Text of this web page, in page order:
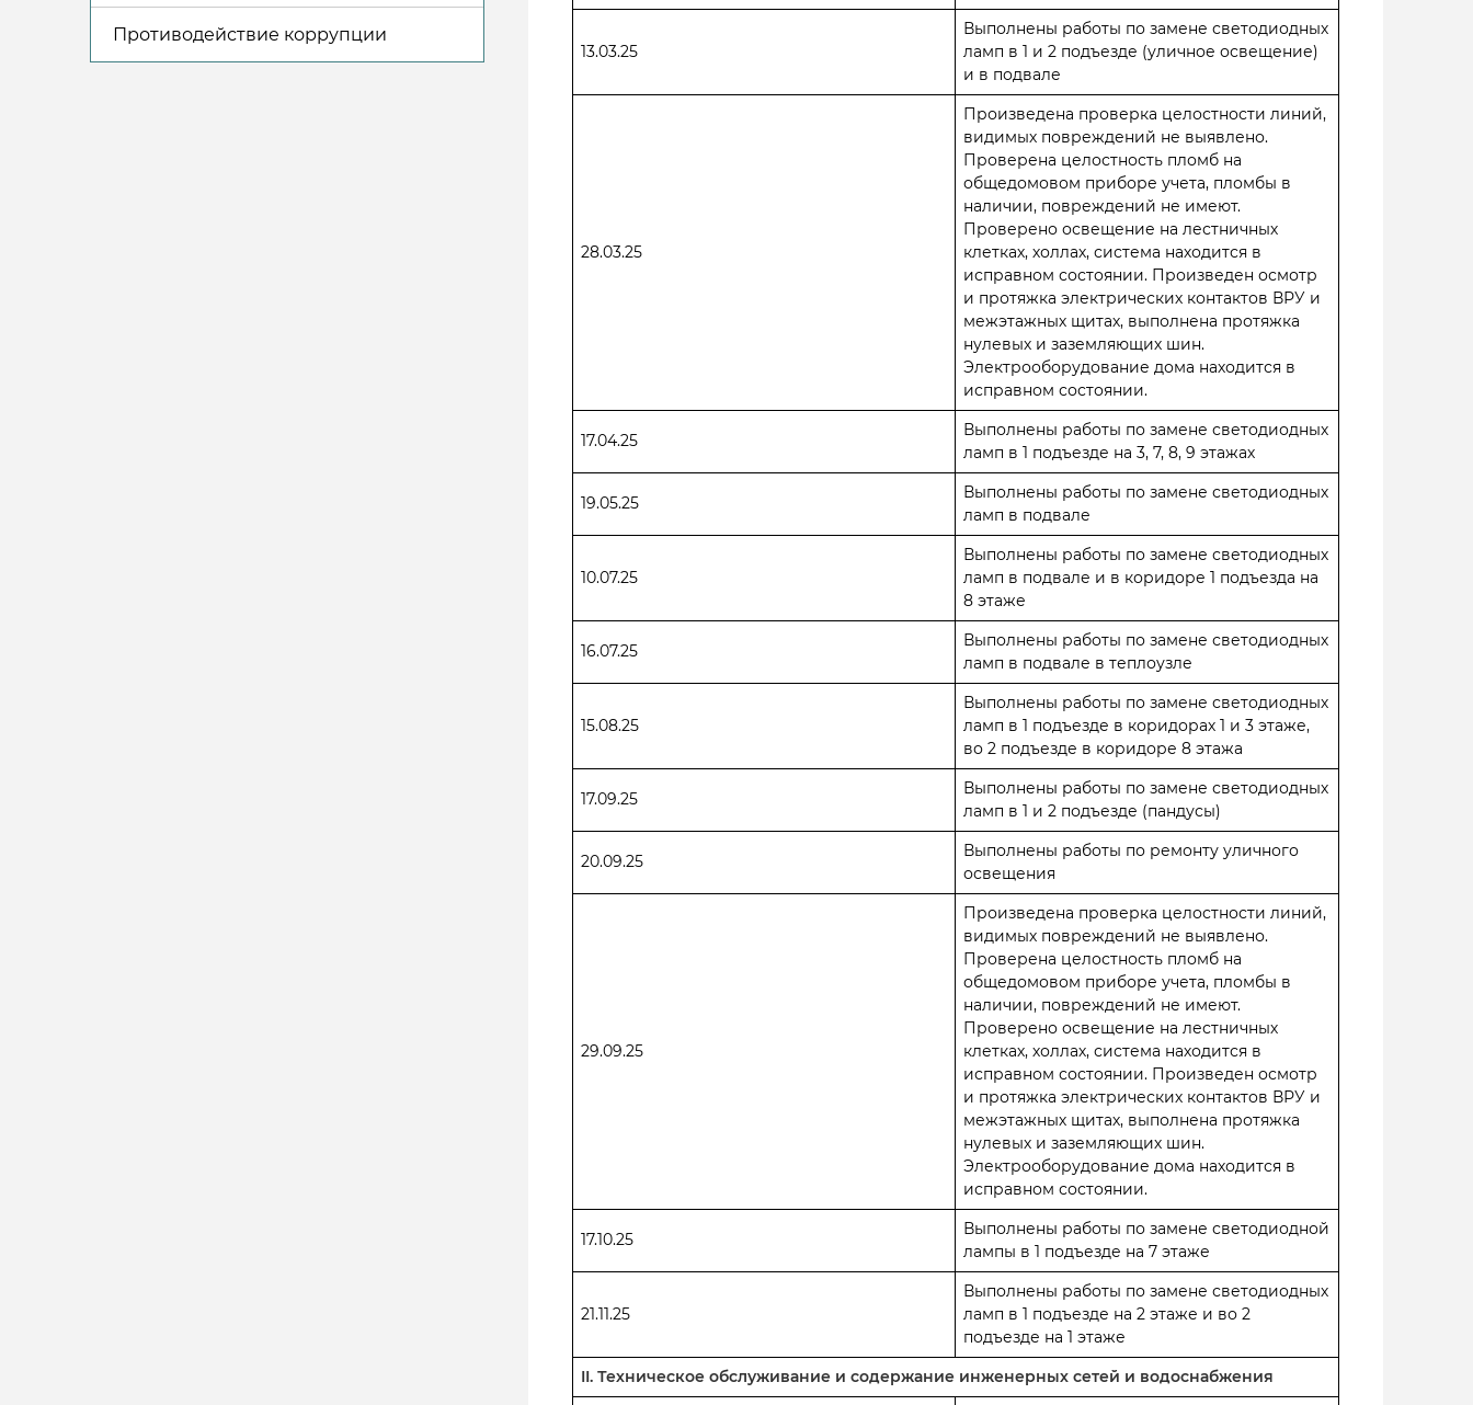
Противодействие коррупции
13.03.25
Выполнены работы по замене светодиодных
ламп в 1 и 2 подъезде (уличное освещение)
и в подвале
28.03.25
Произведена проверка целостности линий,
видимых повреждений не выявлено.
Проверена целостность пломб на
общедомовом приборе учета, пломбы в
наличии, повреждений не имеют.
Проверено освещение на лестничных
клетках, холлах, система находится в
исправном состоянии. Произведен осмотр
и протяжка электрических контактов ВРУ и
межэтажных щитах, выполнена протяжка
нулевых и заземляющих шин.
Электрооборудование дома находится в
исправном состоянии.
17.04.25
Выполнены работы по замене светодиодных
ламп в 1 подъезде на 3, 7, 8, 9 этажах
19.05.25
Выполнены работы по замене светодиодных
ламп в подвале
10.07.25
Выполнены работы по замене светодиодных
ламп в подвале и в коридоре 1 подъезда на
8 этаже
16.07.25
Выполнены работы по замене светодиодных
ламп в подвале в теплоузле
15.08.25
Выполнены работы по замене светодиодных
ламп в 1 подъезде в коридорах 1 и 3 этаже,
во 2 подъезде в коридоре 8 этажа
17.09.25
Выполнены работы по замене светодиодных
ламп в 1 и 2 подъезде (пандусы)
20.09.25
Выполнены работы по ремонту уличного
освещения
29.09.25
Произведена проверка целостности линий,
видимых повреждений не выявлено.
Проверена целостность пломб на
общедомовом приборе учета, пломбы в
наличии, повреждений не имеют.
Проверено освещение на лестничных
клетках, холлах, система находится в
исправном состоянии. Произведен осмотр
и протяжка электрических контактов ВРУ и
межэтажных щитах, выполнена протяжка
нулевых и заземляющих шин.
Электрооборудование дома находится в
исправном состоянии.
17.10.25
Выполнены работы по замене светодиодной
лампы в 1 подъезде на 7 этаже
21.11.25
Выполнены работы по замене светодиодных
ламп в 1 подъезде на 2 этаже и во 2
подъезде на 1 этаже
II. Техническое обслуживание и содержание инженерных сетей и водоснабжения